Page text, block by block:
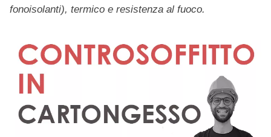
fonoisolanti), termico e resistenza al fuoco.